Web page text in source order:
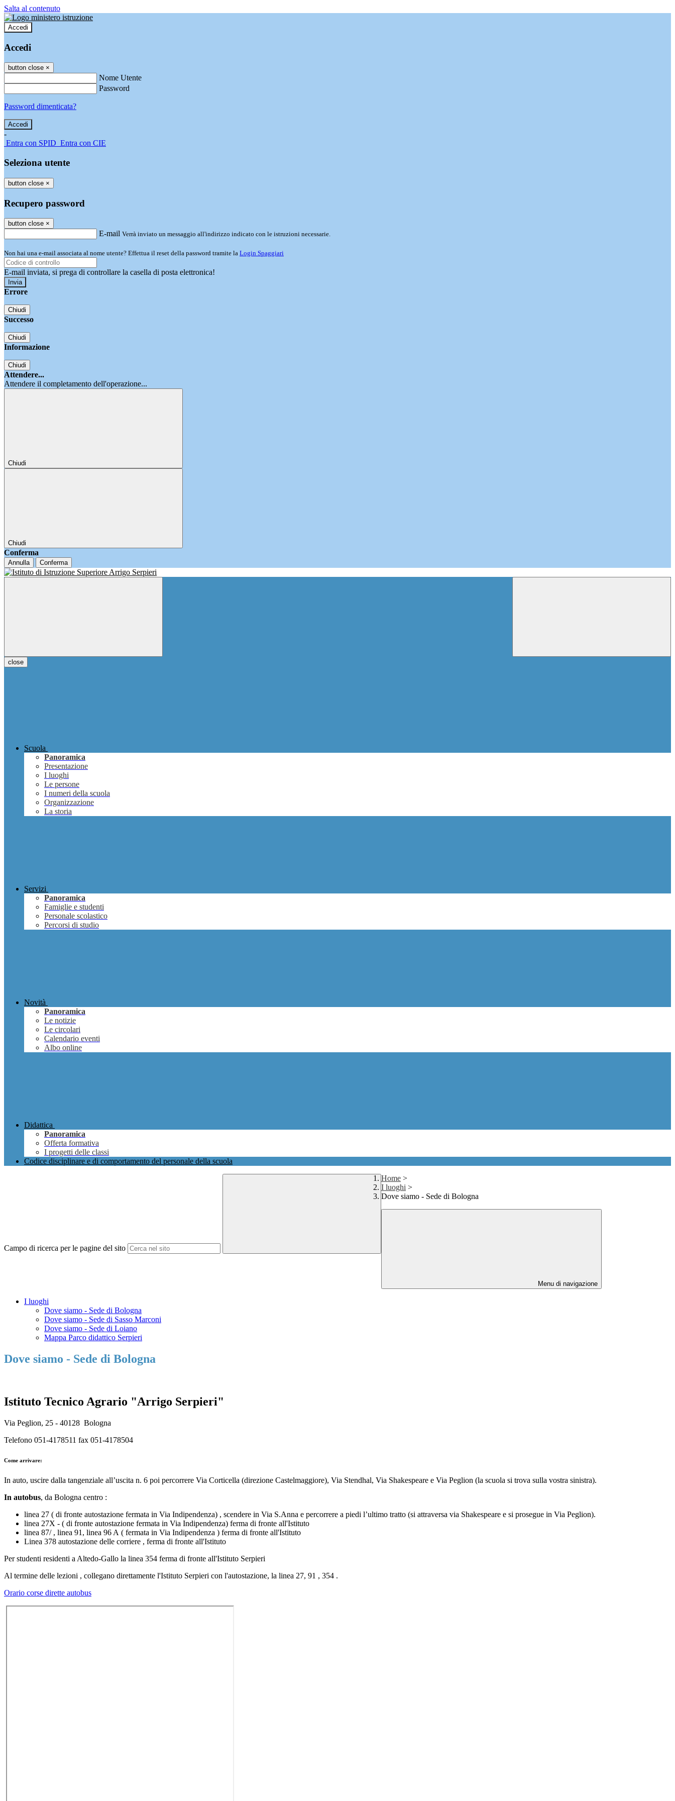
Salta al contenuto
Accedi
Accedi
button close ×
Nome Utente
Password
Password dimenticata?
-
Entra con SPID Entra con CIE
Seleziona utente
button close ×
Recupero password
button close ×
E-mail Verrà inviato un messaggio all'indirizzo indicato con le istruzioni necessarie.
Non hai una e-mail associata al nome utente? Effettua il reset della password tramite la Login Spaggiari
E-mail inviata, si prega di controllare la casella di posta elettronica!
Errore
Chiudi
Successo
Chiudi
Informazione
Chiudi
Attendere...
Attendere il completamento dell'operazione...
Chiudi
Chiudi
Conferma
Annulla Conferma
close
Scuola
Panoramica
Presentazione
I luoghi
Le persone
I numeri della scuola
Organizzazione
La storia
Servizi
Panoramica
Famiglie e studenti
Personale scolastico
Percorsi di studio
Novità
Panoramica
Le notizie
Le circolari
Calendario eventi
Albo online
Didattica
Panoramica
Offerta formativa
I progetti delle classi
Codice disciplinare e di comportamento del personale della scuola
Campo di ricerca per le pagine del sito
Home >
I luoghi >
Dove siamo - Sede di Bologna
Menu di navigazione
I luoghi
Dove siamo - Sede di Bologna
Dove siamo - Sede di Sasso Marconi
Dove siamo - Sede di Loiano
Mappa Parco didattico Serpieri
Dove siamo - Sede di Bologna
Istituto Tecnico Agrario "Arrigo Serpieri"
Via Peglion, 25 - 40128 Bologna
Telefono 051-4178511 fax 051-4178504
Come arrivare:
In auto, uscire dalla tangenziale all’uscita n. 6 poi percorrere Via Corticella (direzione Castelmaggiore), Via Stendhal, Via Shakespeare e Via Peglion (la scuola si trova sulla vostra sinistra).
In autobus, da Bologna centro :
linea 27 ( di fronte autostazione fermata in Via Indipendenza) , scendere in Via S.Anna e percorrere a piedi l’ultimo tratto (si attraversa via Shakespeare e si prosegue in Via Peglion).
linea 27X - ( di fronte autostazione fermata in Via Indipendenza) ferma di fronte all'Istituto
linea 87/ , linea 91, linea 96 A ( fermata in Via Indipendenza ) ferma di fronte all'Istituto
Linea 378 autostazione delle corriere , ferma di fronte all'Istituto
Per studenti residenti a Altedo-Gallo la linea 354 ferma di fronte all'Istituto Serpieri
Al termine delle lezioni , collegano direttamente l'Istituto Serpieri con l'autostazione, la linea 27, 91 , 354 .
Orario corse dirette autobus